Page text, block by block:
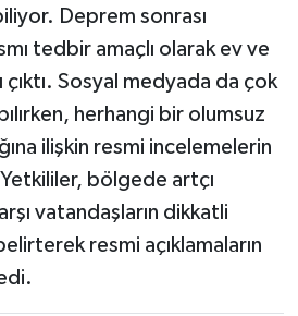
Deprem sonrası
tedbir amaçlı olarak ev ve
çıktı. Sosyal medyada da çok
herhangi bir olumsuz
ilişkin resmi incelemelerin
bölgede artçı
vatandaşların dikkatli
resmi açıklamaların